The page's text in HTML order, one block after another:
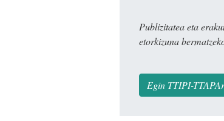
Publizitatea eta
etorkizuna
Egin TTIPI-